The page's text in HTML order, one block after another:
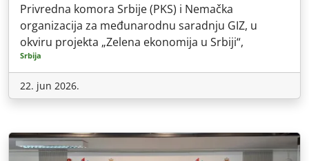
Privredna komora Srbije (PKS) i Nemačka
organizacija za međunarodnu saradnju GIZ, u
okviru projekta „Zelena ekonomija u Srbiji“,
Srbija
22. jun 2026.